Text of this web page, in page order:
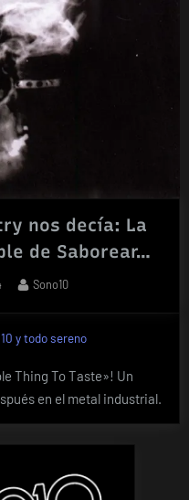
nos decía: La
de Saborear…
By
Sono10
y todo sereno
Thing To Taste»! Un
en el metal industrial.